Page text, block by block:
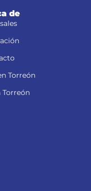
de
Torreón
Torreón